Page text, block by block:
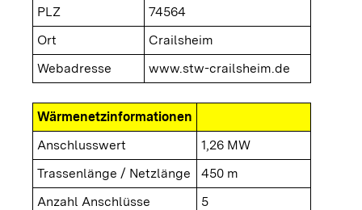
PLZ
74564
Ort
Crailsheim
Webadresse
www.stw-crailsheim.de
Wärmenetzinformationen
Anschlusswert
1,26 MW
Trassenlänge / Netzlänge
450 m
Anzahl Anschlüsse
5